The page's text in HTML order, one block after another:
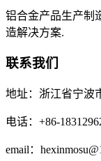
铝合金产品生产制
造解决方案.
联系我们
地址：浙江省宁波
电话：+86-
email：